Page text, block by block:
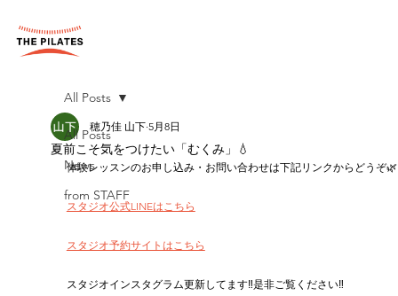
All Posts
News
from STAFF
All Posts
夏前こそ気をつけたい「むくみ」💧
穂乃佳 山下 5月8日
体験レッスンのお申し込み・お問い合わせは下記リンクからどうぞ🌿
スタジオ公式LINEはこちら
スタジオ予約サイトはこちら
スタジオインスタグラム更新してます‼︎是非ご覧ください‼︎